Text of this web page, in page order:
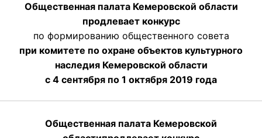
Общественная палата Кемеровской области
продлевает конкурс
по формированию общественного совета
при комитете по охране объектов культурного
наследия Кемеровской области
с 4 сентября по 1 октября 2019 года
Общественная палата Кемеровской